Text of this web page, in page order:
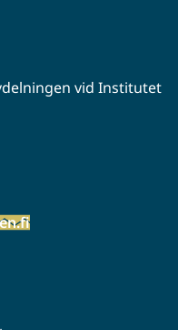
vid Institutet